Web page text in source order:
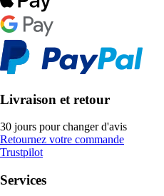
Livraison et retour
30 jours pour changer d'avis
Retournez votre commande
Trustpilot
Services